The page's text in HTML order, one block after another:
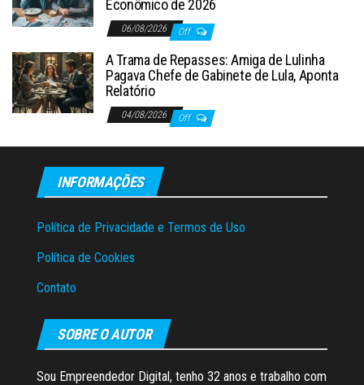
Econômico de 2026
06/08/2026 Off
A Trama de Repasses: Amiga de Lulinha
Pagava Chefe de Gabinete de Lula, Aponta
Relatório
04/08/2026 Off
INFORMAÇÕES
Política de Privacidade e Termos de Uso
Política de Cookies
Contato
SOBRE O AUTOR
Sou Empreendedor Digital, tenho 32 anos e trabalho com